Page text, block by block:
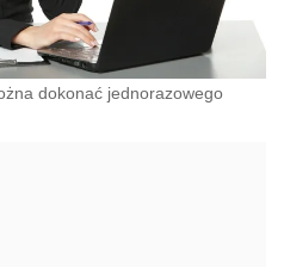
dokonać jednorazowego